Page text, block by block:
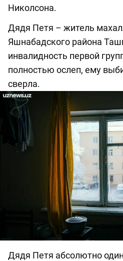
Николсона.
Дядя Петя – житель
Яшнабадского района
инвалидность первой
полностью ослеп, ему
сверла.
Дядя Петя абсолютно